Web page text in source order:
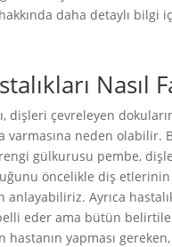
daha detaylı bilgi
Nasıl
dişleri çevreleyen
varmasına neden olabilir.
gülkurusu pembe,
öncelikle diş
anlayabiliriz. Ayrıca
eder ama bütün
hastanın yapması